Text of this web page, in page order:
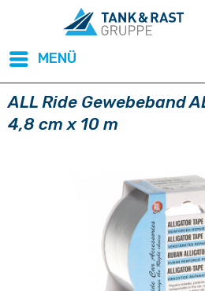
MENÜ
ALL Ride Gewebeband
4,8 cm x 10 m